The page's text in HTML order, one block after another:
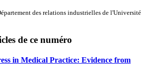
des relations industrielles de l'Université
de ce numéro
in Medical Practice: Evidence from